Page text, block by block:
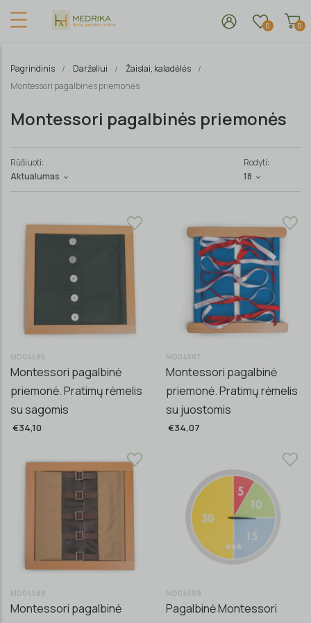
0 0
Pagrindinis Darželiui
Žaislai, kaladėlės
Montessori pagalbinės priemonės
Montessori pagalbinės priemonės
Rūšiuoti:
Aktualumas
Rodyti:
18
MD04586
Montessori pagalbinė
priemonė. Pratimų rėmelis
su sagomis
€34,10
MD04587
Montessori pagalbinė
priemonė. Pratimų rėmelis
su juostomis
€34,07
MD04588
Montessori pagalbinė
MD04589
Pagalbinė Montessori